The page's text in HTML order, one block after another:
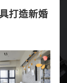
打造新婚